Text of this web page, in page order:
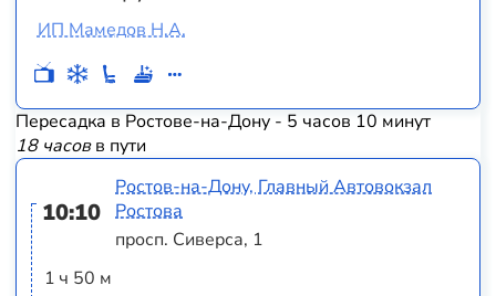
ИП Мамедов Н.А.
Пересадка в Ростове-на-Дону - 5 часов 10 минут
18 часовв пути
10:10
1 ч 50 м
Ростов-на-Дону, Главный Автовокзал
Ростова
просп. Сиверса, 1